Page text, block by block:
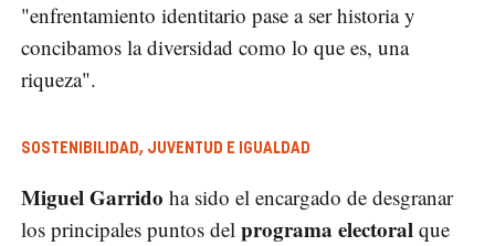
"enfrentamiento identitario pase a ser historia y
concibamos la diversidad como lo que es, una
riqueza".
SOSTENIBILIDAD, JUVENTUD E IGUALDAD
Miguel Garrido ha sido el encargado de desgranar
los principales puntos del programa electoral que